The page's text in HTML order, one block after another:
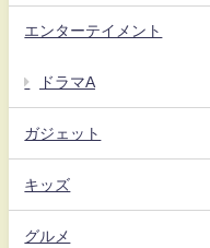
エンターテイメント
ドラマA
ガジェット
キッズ
グルメ